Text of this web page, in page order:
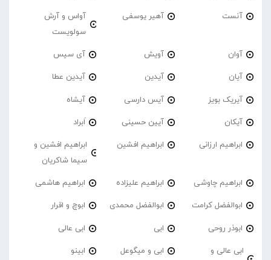
آنست آهیر یوسفی
آواس و آرش
سولویست
آوان آویش آی سیس
آیان آیدین آیدین عطا
آیریک بویز آیس دارسی آیشاه
آیکان آیین حسینی اَبراد
ابراهیم ارزانی ابراهیم افشین
ابراهیم افشین و
سیما شاکریان
ابراهیم چاوشی ابراهیم علیزاده ابراهیم هاشمی
ابوالفضل کرامت ابوالفضل محمدی ابوچ و اقرار
ابوذر روحی ابی ابی عالی
ابی عالی و
ابی و میگوعل ابینو